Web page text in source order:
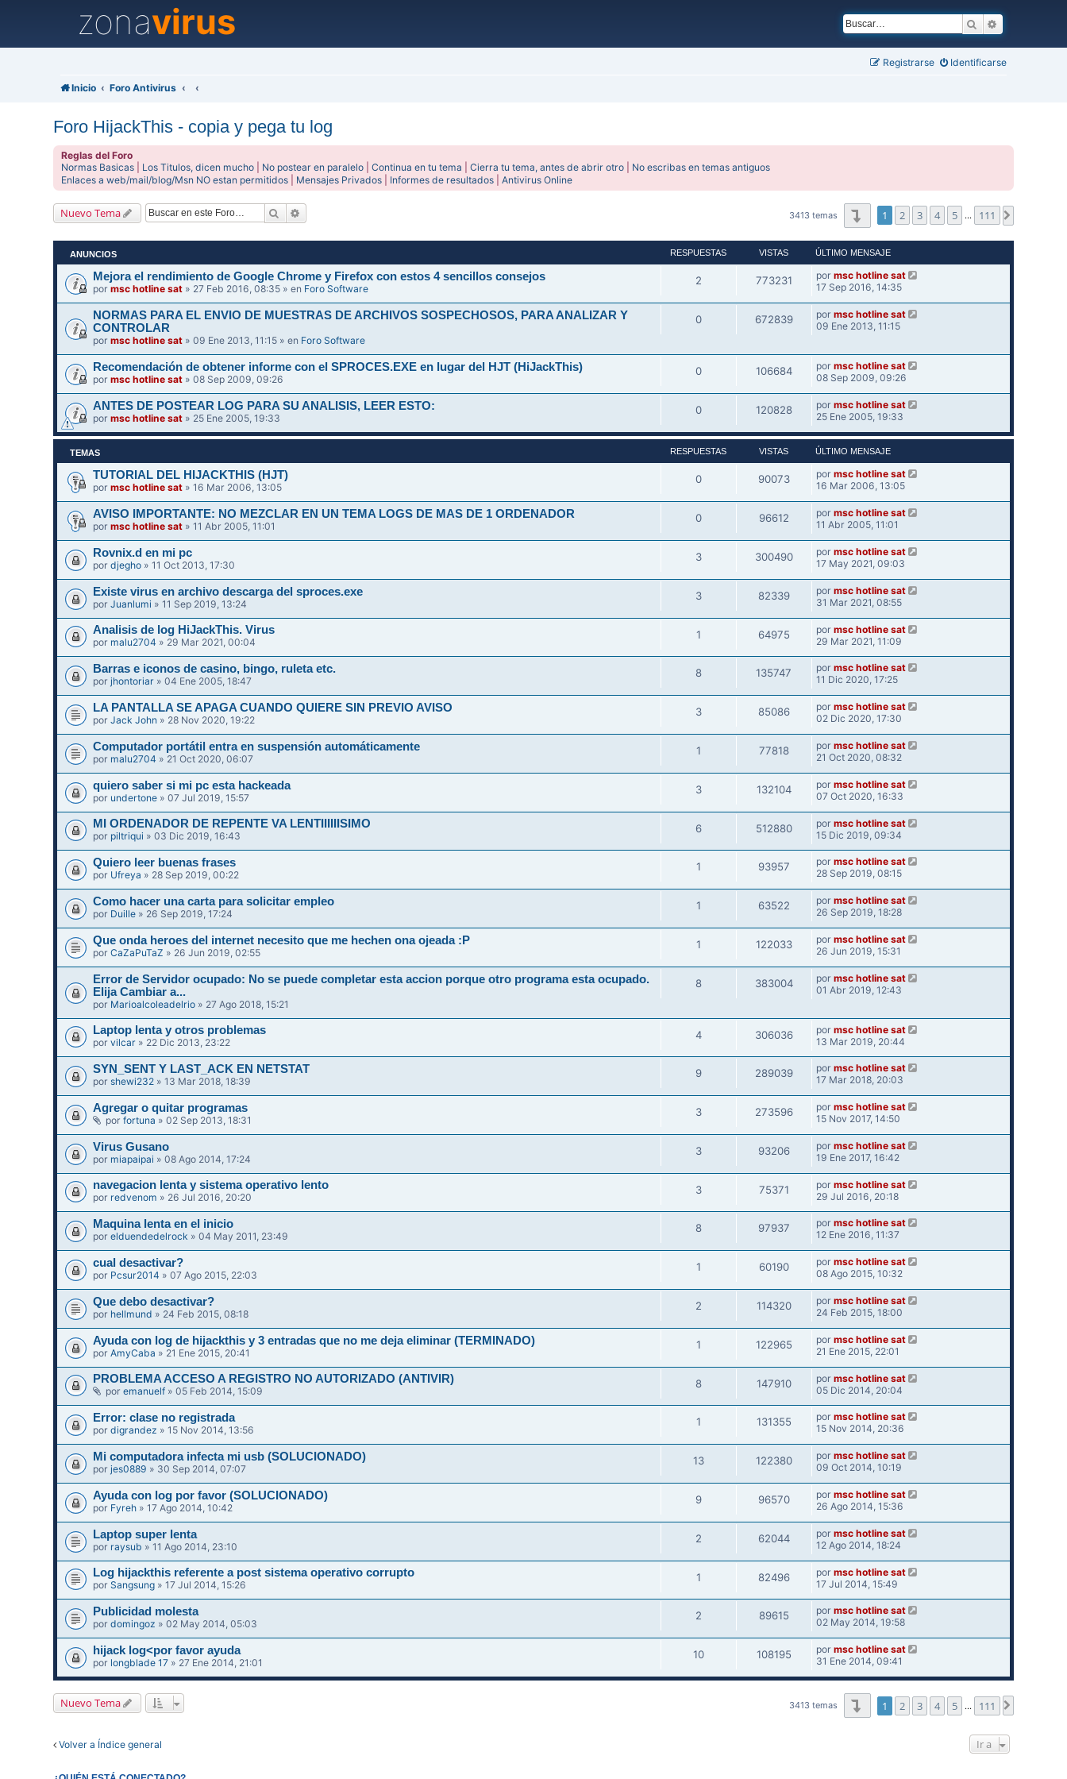
zonavirus Buscar
Identificarse
Registrarse
Inicio Foro Antivirus
Foro HijackThis - copia y pega tu log
Reglas del Foro
Normas Basicas
Los Titulos, dicen mucho No postear en paralelo |Continua en tu tema |Cierra tu tema, antes de abrir otro
No escribas en temas antiguos
Enlaces a web/mail/blog/Msn NO estan permitidos
Mensajes Privados Informes de resultados |Antivirus Online
Nuevo Tema Buscar 3413 temas Página1 de 111
1 2 3 4 5 … 111
ANUNCIOS RESPUESTAS VISTAS ÚLTIMO MENSAJE
Mejora el rendimiento de Google Chrome y Firefox con estos 4 sencillos consejos
pormsc hotline sat » 27 Feb 2016, 08:35 » en Foro Software
2 773231 por msc hotline sat
17 Sep 2016, 14:35
NORMAS PARA EL ENVIO DE MUESTRAS DE ARCHIVOS SOSPECHOSOS, PARA ANALIZAR Y
CONTROLAR
pormsc hotline sat » 09 Ene 2013, 11:15 » en Foro Software
0 672839 por msc hotline sat
09 Ene 2013, 11:15
Recomendación de obtener informe con el SPROCES.EXE en lugar del HJT (HiJackThis)
pormsc hotline sat » 08 Sep 2009, 09:26
0 106684 por msc hotline sat
08 Sep 2009, 09:26
ANTES DE POSTEAR LOG PARA SU ANALISIS, LEER ESTO:
pormsc hotline sat » 25 Ene 2005, 19:33
0 120828 por msc hotline sat
25 Ene 2005, 19:33
TEMAS RESPUESTAS VISTAS ÚLTIMO MENSAJE
TUTORIAL DEL HIJACKTHIS (HJT)
pormsc hotline sat » 16 Mar 2006, 13:05
0 90073 por msc hotline sat
16 Mar 2006, 13:05
AVISO IMPORTANTE: NO MEZCLAR EN UN TEMA LOGS DE MAS DE 1 ORDENADOR
pormsc hotline sat » 11 Abr 2005, 11:01
0 96612 por msc hotline sat
11 Abr 2005, 11:01
Rovnix.d en mi pc
pordjegho » 11 Oct 2013, 17:30
3 300490 por msc hotline sat
17 May 2021, 09:03
Existe virus en archivo descarga del sproces.exe
porJuanlumi » 11 Sep 2019, 13:24
3 82339 por msc hotline sat
31 Mar 2021, 08:55
Analisis de log HiJackThis. Virus
por malu2704 » 29 Mar 2021, 00:04
1 64975 por msc hotline sat
29 Mar 2021, 11:09
Barras e iconos de casino, bingo, ruleta etc.
porjhontoriar » 04 Ene 2005, 18:47
8 135747 por msc hotline sat
11 Dic 2020, 17:25
LA PANTALLA SE APAGA CUANDO QUIERE SIN PREVIO AVISO
porJack John » 28 Nov 2020, 19:22
3 85086 por msc hotline sat
02 Dic 2020, 17:30
Computador portátil entra en suspensión automáticamente
por malu2704 » 21 Oct 2020, 06:07
1 77818 por msc hotline sat
21 Oct 2020, 08:32
quiero saber si mi pc esta hackeada
por undertone » 07 Jul 2019, 15:57
3 132104 por msc hotline sat
07 Oct 2020, 16:33
MI ORDENADOR DE REPENTE VA LENTIIIIIISIMO
por piltriqui » 03 Dic 2019, 16:43
6 512880 por msc hotline sat
15 Dic 2019, 09:34
Quiero leer buenas frases
por Ufreya » 28 Sep 2019, 00:22
1 93957 por msc hotline sat
28 Sep 2019, 08:15
Como hacer una carta para solicitar empleo
por Duille » 26 Sep 2019, 17:24
1 63522 por msc hotline sat
26 Sep 2019, 18:28
Que onda heroes del internet necesito que me hechen ona ojeada :P
porCaZaPuTaZ » 26 Jun 2019, 02:55
1 122033 por msc hotline sat
26 Jun 2019, 15:31
Error de Servidor ocupado: No se puede completar esta accion porque otro programa esta ocupado.
Elija Cambiar a...
por Marioalcoleadelrio » 27 Ago 2018, 15:21
8 383004 por msc hotline sat
01 Abr 2019, 12:43
Laptop lenta y otros problemas
porvilcar » 22 Dic 2013, 23:22
4 306036 por msc hotline sat
13 Mar 2019, 20:44
SYN_SENT Y LAST_ACK EN NETSTAT
porshewi232 » 13 Mar 2018, 18:39
9 289039 por msc hotline sat
17 Mar 2018, 20:03
Agregar o quitar programas
porfortuna » 02 Sep 2013, 18:31
3 273596 por msc hotline sat
15 Nov 2017, 14:50
Virus Gusano
por miapaipai » 08 Ago 2014, 17:24
3 93206 por msc hotline sat
19 Ene 2017, 16:42
navegacion lenta y sistema operativo lento
por redvenom » 26 Jul 2016, 20:20
3 75371 por msc hotline sat
29 Jul 2016, 20:18
Maquina lenta en el inicio
porelduendedelrock » 04 May 2011, 23:49
8 97937 por msc hotline sat
12 Ene 2016, 11:37
cual desactivar?
por Pcsur2014 » 07 Ago 2015, 22:03
1 60190 por msc hotline sat
08 Ago 2015, 10:32
Que debo desactivar?
por hellmund » 24 Feb 2015, 08:18
2 114320 por msc hotline sat
24 Feb 2015, 18:00
Ayuda con log de hijackthis y 3 entradas que no me deja eliminar (TERMINADO)
porAmyCaba » 21 Ene 2015, 20:41
1 122965 por msc hotline sat
21 Ene 2015, 22:01
PROBLEMA ACCESO A REGISTRO NO AUTORIZADO (ANTIVIR)
poremanuelf » 05 Feb 2014, 15:09
8 147910 por msc hotline sat
05 Dic 2014, 20:04
Error: clase no registrada
pordigrandez » 15 Nov 2014, 13:56
1 131355 por msc hotline sat
15 Nov 2014, 20:36
Mi computadora infecta mi usb (SOLUCIONADO)
porjes0889 » 30 Sep 2014, 07:07
13 122380 por msc hotline sat
09 Oct 2014, 10:19
Ayuda con log por favor (SOLUCIONADO)
por Fyreh » 17 Ago 2014, 10:42
9 96570 por msc hotline sat
26 Ago 2014, 15:36
Laptop super lenta
por raysub » 11 Ago 2014, 23:10
2 62044 por msc hotline sat
12 Ago 2014, 18:24
Log hijackthis referente a post sistema operativo corrupto
porSangsung » 17 Jul 2014, 15:26
1 82496 por msc hotline sat
17 Jul 2014, 15:49
Publicidad molesta
pordomingoz » 02 May 2014, 05:03
2 89615 por msc hotline sat
02 May 2014, 19:58
hijack log<por favor ayuda
por longblade 17 » 27 Ene 2014, 21:01
10 108195 por msc hotline sat
31 Ene 2014, 09:41
Nuevo Tema 3413 temas Página1de111
1 2 3 4 5 … 111
Volver a Índice general Ir a